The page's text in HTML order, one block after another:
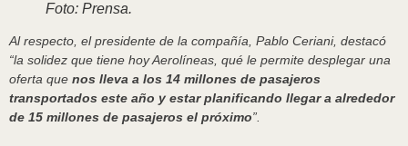
Foto: Prensa.
Al respecto, el presidente de la compañía, Pablo Ceriani, destacó
“la solidez que tiene hoy Aerolíneas, qué le permite desplegar una
oferta que nos lleva a los 14 millones de pasajeros
transportados este año y estar planificando llegar a alrededor
de 15 millones de pasajeros el próximo”.